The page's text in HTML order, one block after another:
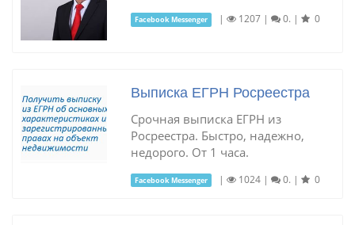
Facebook Messenger | 1207 | 0. | 0
Выписка ЕГРН Росреестра
Срочная выписка ЕГРН из
Росреестра. Быстро, надежно,
недорого. От 1 часа.
Facebook Messenger | 1024 | 0. | 0